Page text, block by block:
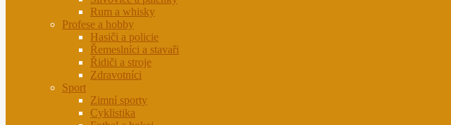
Rum a whisky
Profese a hobby
Hasiči a policie
Řemeslníci a stavaři
Řidiči a stroje
Zdravotníci
Sport
Zimní sporty
Cyklistika